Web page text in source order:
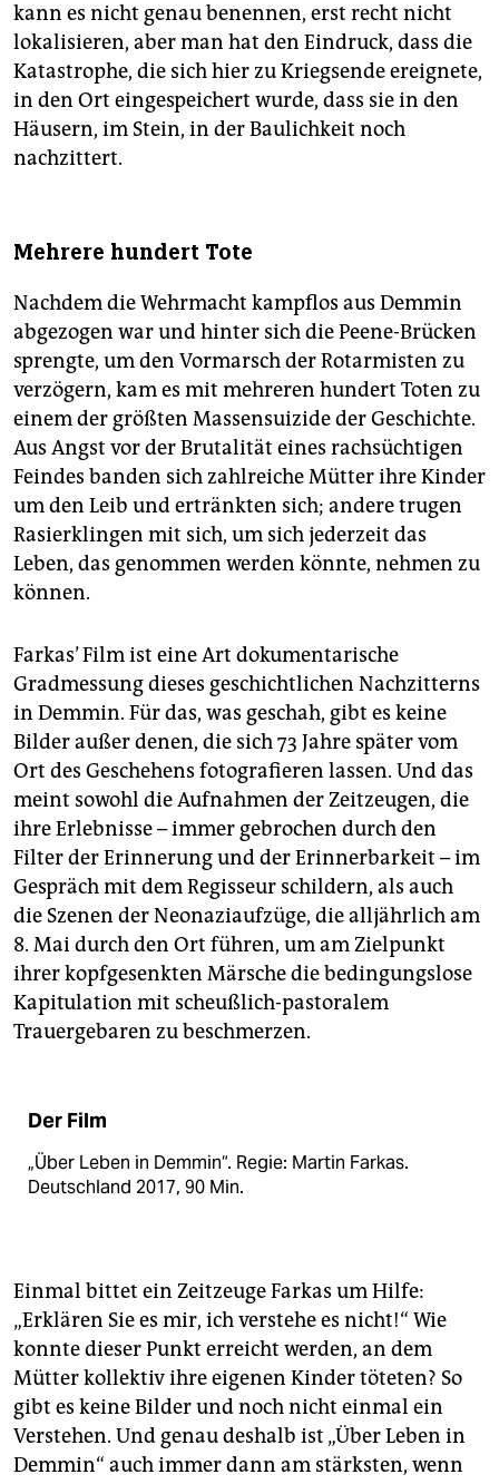
kann es nicht genau benennen, erst recht nicht
lokalisieren, aber man hat den Eindruck, dass die
Katastrophe, die sich hier zu Kriegsende ereignete,
in den Ort eingespeichert wurde, dass sie in den
Häusern, im Stein, in der Baulichkeit noch
nachzittert.
Mehrere hundert Tote
Nachdem die Wehrmacht kampflos aus Demmin
abgezogen war und hinter sich die Peene-Brücken
sprengte, um den Vormarsch der Rotarmisten zu
verzögern, kam es mit mehreren hundert Toten zu
einem der größten Massensuizide der Geschichte.
Aus Angst vor der Brutalität eines rachsüchtigen
Feindes banden sich zahlreiche Mütter ihre Kinder
um den Leib und ertränkten sich; andere trugen
Rasierklingen mit sich, um sich jederzeit das
Leben, das genommen werden könnte, nehmen zu
können.
Farkas’ Film ist eine Art dokumentarische
Gradmessung dieses geschichtlichen Nachzitterns
in Demmin. Für das, was geschah, gibt es keine
Bilder außer denen, die sich 73 Jahre später vom
Ort des Geschehens fotografieren lassen. Und das
meint sowohl die Aufnahmen der Zeitzeugen, die
ihre Erlebnisse – immer gebrochen durch den
Filter der Erinnerung und der Erinnerbarkeit – im
Gespräch mit dem Regisseur schildern, als auch
die Szenen der Neonaziaufzüge, die alljährlich am
8. Mai durch den Ort führen, um am Zielpunkt
ihrer kopfgesenkten Märsche die bedingungslose
Kapitulation mit scheußlich-pastoralem
Trauergebaren zu beschmerzen.
Der Film
„Über Leben in Demmin“. Regie: Martin Farkas.
Deutschland 2017, 90 Min.
Einmal bittet ein Zeitzeuge Farkas um Hilfe:
„Erklären Sie es mir, ich verstehe es nicht!“ Wie
konnte dieser Punkt erreicht werden, an dem
Mütter kollektiv ihre eigenen Kinder töteten? So
gibt es keine Bilder und noch nicht einmal ein
Verstehen. Und genau deshalb ist „Über Leben in
Demmin“ auch immer dann am stärksten, wenn